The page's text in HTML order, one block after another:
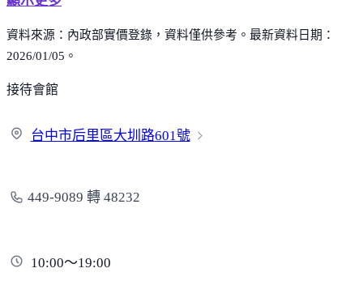
資料來源：內政部實價登錄，資料僅供參考。最新資料日期：
2026/01/05。
接待會館
台中市后里區大圳路601號
449-9089 轉 48232
10:00～19:00